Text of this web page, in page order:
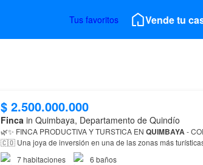
Tus favoritos Vende tu
$ 2.500.000.000
Fincain Quimbaya, Departamento de Quindío
🌿✨ FINCA PRODUCTIVA Y TURSTICA EN QUIMBAYA-
🇨🇴 Una joya de inversión en una de las zonas más turísticas y apetecidas del Quindío 🌄
☕ 10 cuadras de
terrenoproductivo en Limón Tahití
7habitaciones 6 baños